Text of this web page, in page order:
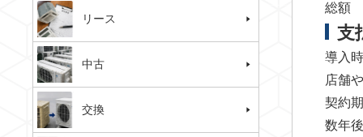
総額
支
導入
店舗
契約
数年
リース
中古
交換